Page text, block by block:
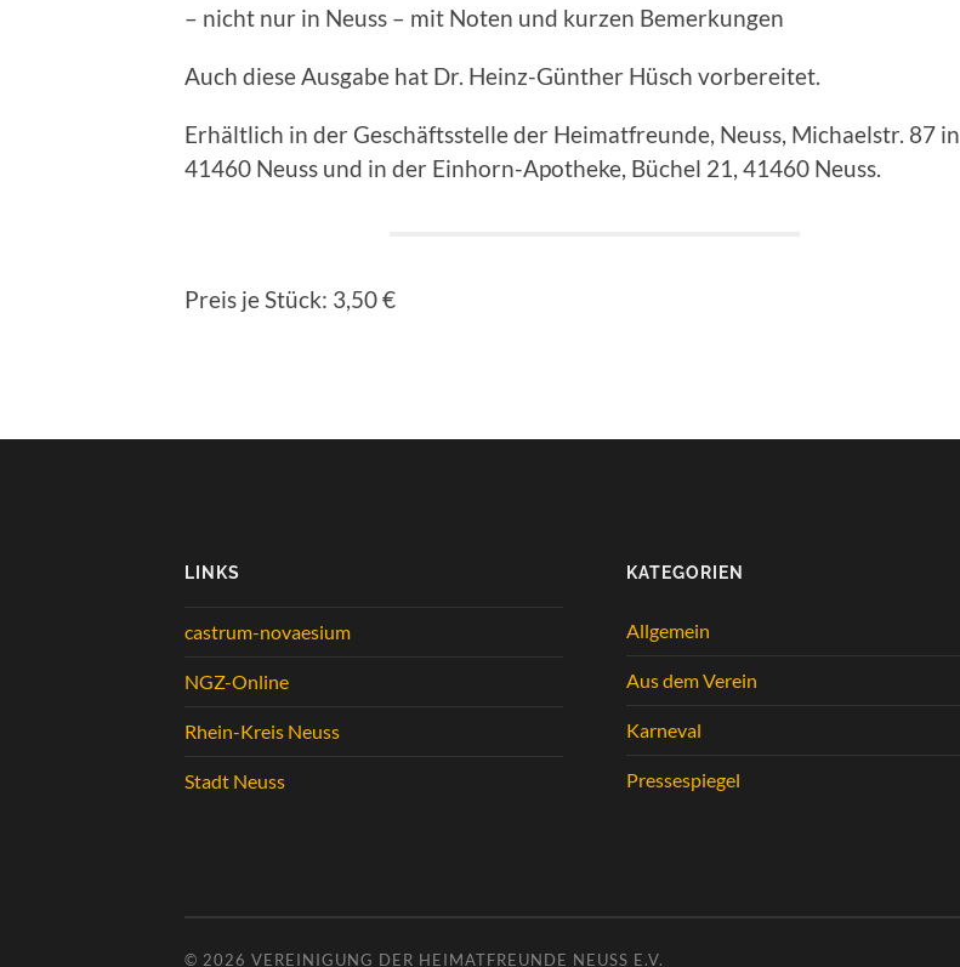
– nicht nur in Neuss – mit Noten und kurzen Bemerkungen
Auch diese Ausgabe hat Dr. Heinz-Günther Hüsch vorbereitet.
Erhältlich in der Geschäftsstelle der Heimatfreunde, Neuss, Michaelstr. 87 in
41460 Neuss und in der Einhorn-Apotheke, Büchel 21, 41460 Neuss.
Preis je Stück: 3,50 €
LINKS
castrum-novaesium
NGZ-Online
Rhein-Kreis Neuss
Stadt Neuss
KATEGORIEN
Allgemein
Aus dem Verein
Karneval
Pressespiegel
© 2026 VEREINIGUNG DER HEIMATFREUNDE NEUSS E.V.